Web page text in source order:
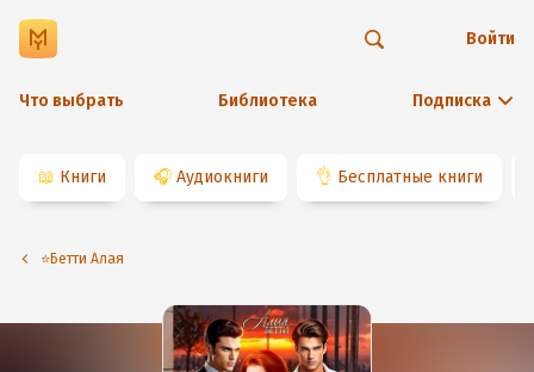
Что выбрать Библиотека Подписка
Войти
📖 Книги 🎧 Аудиокниги 👌 Бесплатные книги
⭐️Бетти Алая